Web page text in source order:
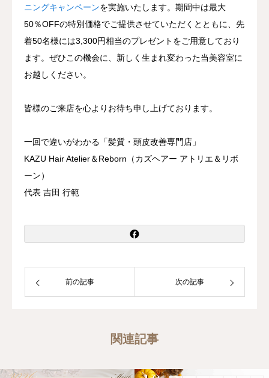
ニングキャンペーンを実施いたします。期間中は最大
50％OFFの特別価格でご提供させていただくとともに、先
着50名様には3,300円相当のプレゼントをご用意しており
ます。ぜひこの機会に、新しく生まれ変わった当美容室に
お越しください。
皆様のご来店を心よりお待ち申し上げております。
一回で違いがわかる「髪質・頭皮改善専門店」
KAZU Hair Atelier＆Reborn （カズヘアー アトリエ＆リボ
ーン）
代表 吉田 行範
前の記事 次の記事
関連記事